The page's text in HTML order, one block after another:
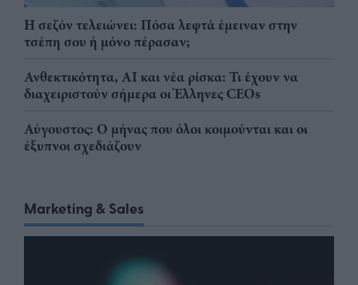
Η σεζόν τελειώνει: Πόσα λεφτά έμειναν στην
τσέπη σου ή μόνο πέρασαν;
Ανθεκτικότητα, AI και νέα ρίσκα: Τι έχουν να
διαχειριστούν σήμερα οι Έλληνες CEOs
Αύγουστος: Ο μήνας που όλοι κοιμούνται και οι
έξυπνοι σχεδιάζουν
Marketing & Sales